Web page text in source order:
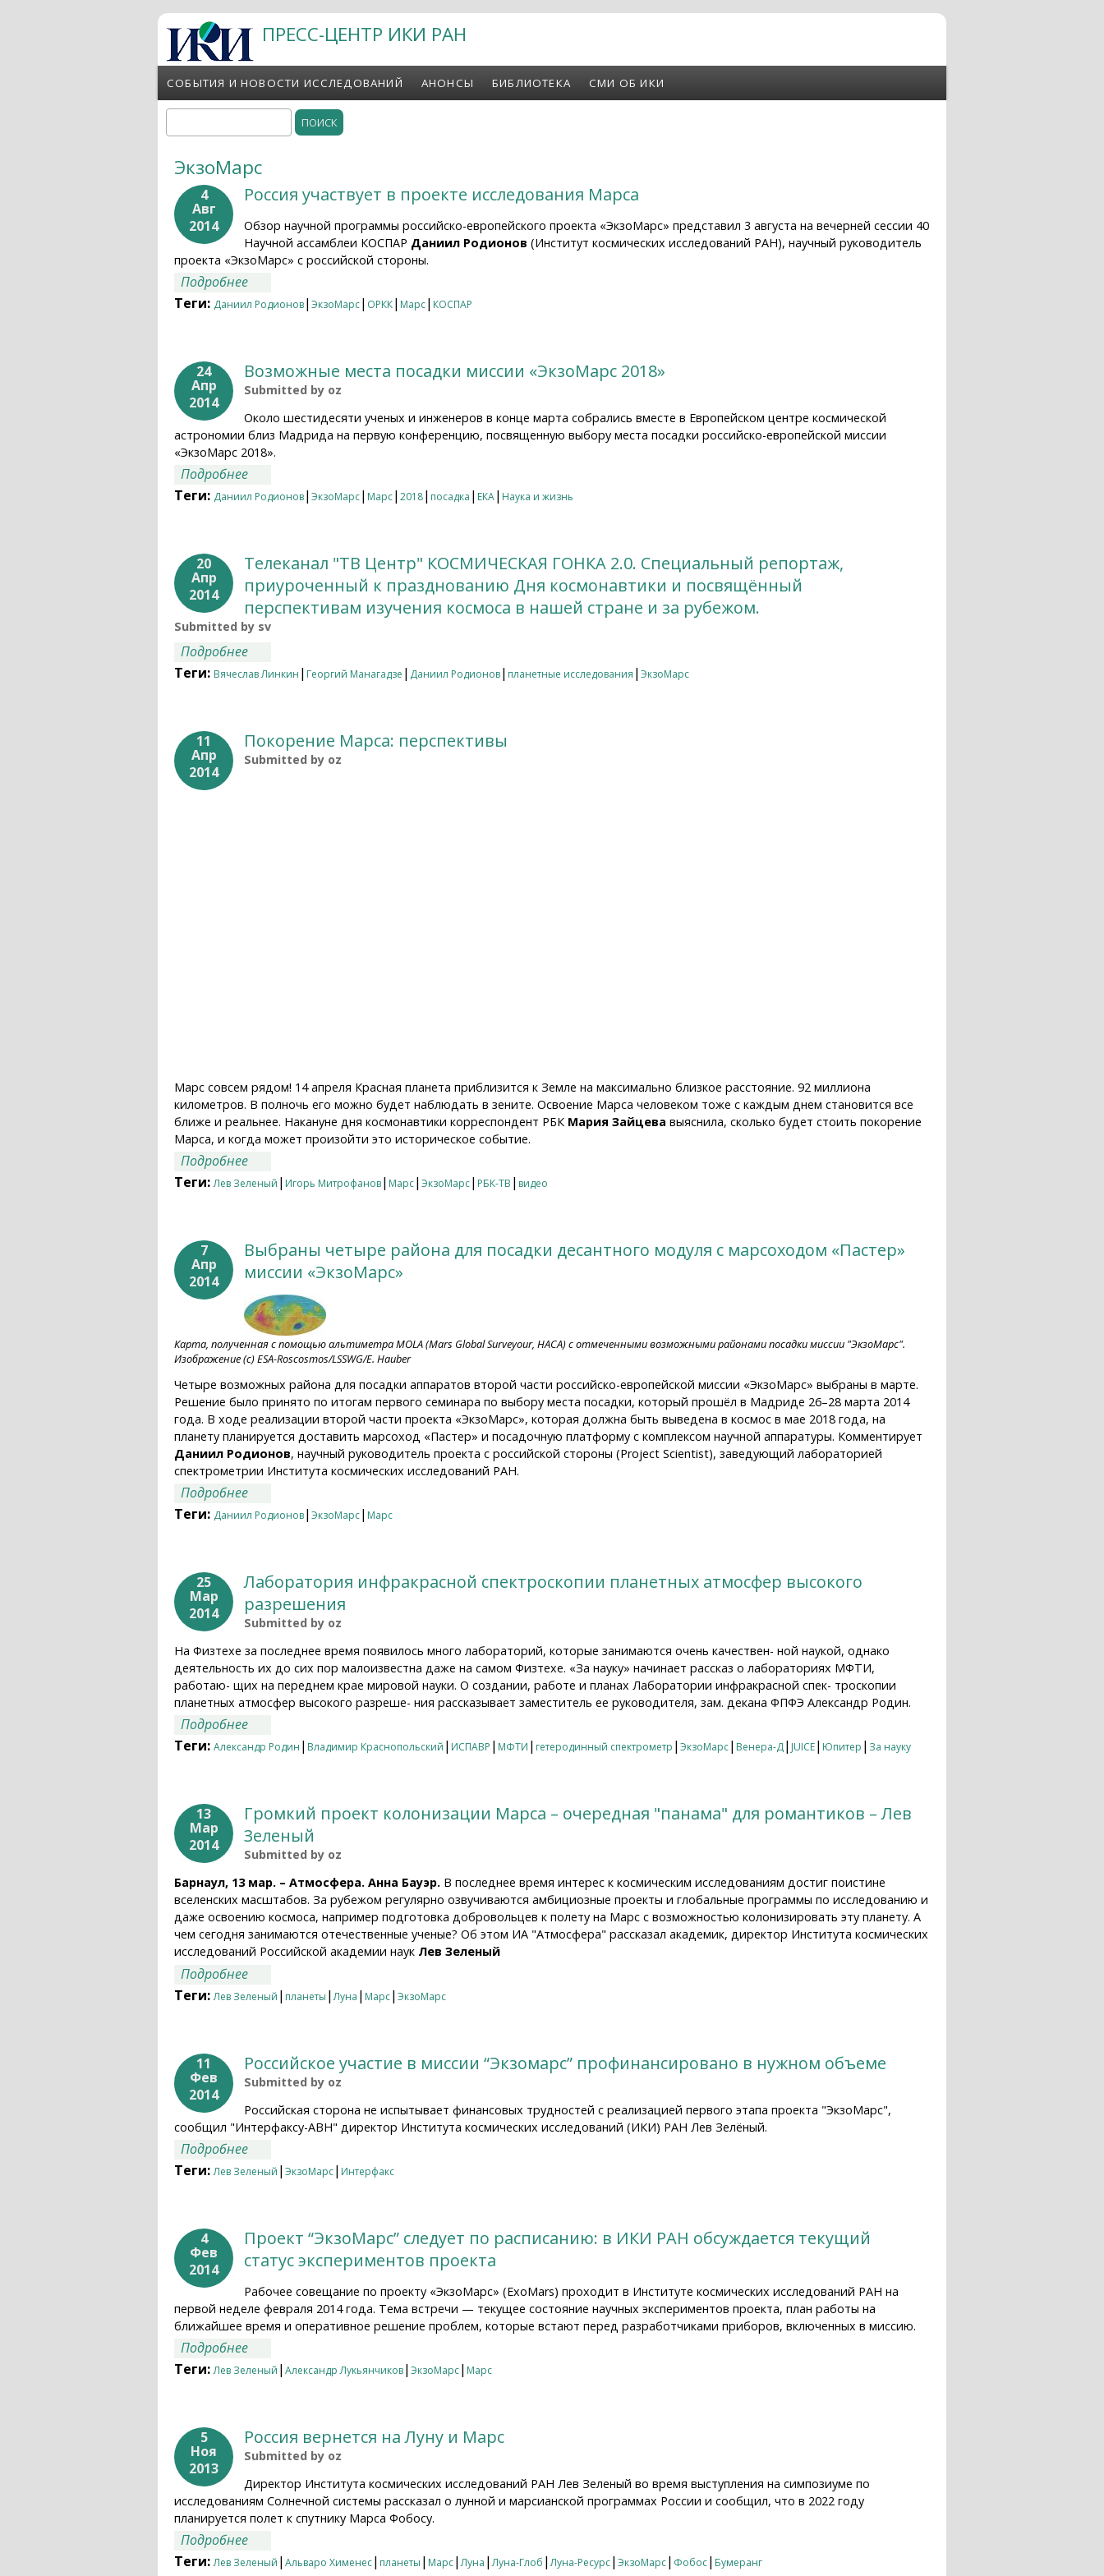
Перейти к основному содержанию ПРЕСС-ЦЕНТР ИКИ РАН
СОБЫТИЯ И НОВОСТИ ИССЛЕДОВАНИЙ АНОНСЫ БИБЛИОТЕКА СМИ ОБ ИКИ
Форма поиска
ЭкзоМарс
4
Авг
2014
Россия участвует в проекте исследования Марса
Обзор научной программы российско-европейского проекта «ЭкзоМарс» представил 3 августа на вечерней сессии 40
Научной ассамблеи КОСПАР Даниил Родионов (Институт космических исследований РАН), научный руководитель
проекта «ЭкзоМарс» с российской стороны.
Подробнее
Теги: Даниил Родионов| ЭкзоМарс| ОРКК| Марс| КОСПАР
24
Апр
2014
Возможные места посадки миссии «ЭкзоМарс 2018»
Submitted by oz
Около шестидесяти ученых и инженеров в конце марта собрались вместе в Европейском центре космической
астрономии близ Мадрида на первую конференцию, посвященную выбору места посадки российско-европейской миссии
«ЭкзоМарс 2018».
Подробнее
Теги: Даниил Родионов| ЭкзоМарс| Марс| 2018| посадка | ЕКА| Наука и жизнь
20
Апр
2014
Телеканал "ТВ Центр" КОСМИЧЕСКАЯ ГОНКА 2.0. Специальный репортаж,
приуроченный к празднованию Дня космонавтики и посвящённый
перспективам изучения космоса в нашей стране и за рубежом.
Submitted by sv
Подробнее
космонавтики и посвящённый перспективам изучения космоса в нашей стране и за рубежом.
Теги: Вячеслав Линкин | Георгий Манагадзе | Даниил Родионов| планетные исследования | ЭкзоМарс
11
Апр
2014
Покорение Марса: перспективы
Submitted by oz
Марс совсем рядом! 14 апреля Красная планета приблизится к Земле на максимально близкое расстояние. 92 миллиона
километров. В полночь его можно будет наблюдать в зените. Освоение Марса человеком тоже с каждым днем становится все
ближе и реальнее. Накануне дня космонавтики корреспондент РБК Мария Зайцева выяснила, сколько будет стоить покорение
Марса, и когда может произойти это историческое событие.
Подробнее
Теги:Лев Зеленый | Игорь Митрофанов| Марс| ЭкзоМарс| РБК-ТВ | видео
7
Апр
2014
Выбраны четыре района для посадки десантного модуля с марсоходом «Пастер»
миссии «ЭкзоМарс»
Карта, полученная с помощью альтиметра MOLA (Mars Global Surveyour, НАСА) с отмеченными возможными районами посадки миссии "ЭкзоМарс".
Изображение (с) ESA-Roscosmos/LSSWG/E. Hauber
Четыре возможных района для посадки аппаратов второй части российско-европейской миссии «ЭкзоМарс» выбраны в марте.
Решение было принято по итогам первого семинара по выбору места посадки, который прошёл в Мадриде 26–28 марта 2014
года. В ходе реализации второй части проекта «ЭкзоМарс», которая должна быть выведена в космос в мае 2018 года, на
планету планируется доставить марсоход «Пастер» и посадочную платформу с комплексом научной аппаратуры. Комментирует
Даниил Родионов, научный руководитель проекта с российской стороны (Project Scientist), заведующий лабораторией
спектрометрии Института космических исследований РАН.
Подробнее
Теги: Даниил Родионов| ЭкзоМарс| Марс
25
Мар
2014
Лаборатория инфракрасной спектроскопии планетных атмосфер высокого
разрешения
Submitted by oz
На Физтехе за последнее время появилось много лабораторий, которые занимаются очень качествен- ной наукой, однако
деятельность их до сих пор малоизвестна даже на самом Физтехе. «За науку» начинает рассказ о лабораториях МФТИ,
работаю- щих на переднем крае мировой науки. О создании, работе и планах Лаборатории инфракрасной спек- троскопии
планетных атмосфер высокого разреше- ния рассказывает заместитель ее руководителя, зам. декана ФПФЭ Александр Родин.
Подробнее
Теги: Александр Родин | Владимир Краснопольский | ИСПАВР | МФТИ | гетеродинный спектрометр | ЭкзоМарс| Венера-Д| JUICE| Юпитер | За науку
13
Мар
2014
Громкий проект колонизации Марса – очередная "панама" для романтиков – Лев
Зеленый
Submitted by oz
Барнаул, 13 мар. – Атмосфера. Анна Бауэр. В последнее время интерес к космическим исследованиям достиг поистине
вселенских масштабов. За рубежом регулярно озвучиваются амбициозные проекты и глобальные программы по исследованию и
даже освоению космоса, например подготовка добровольцев к полету на Марс с возможностью колонизировать эту планету. А
чем сегодня занимаются отечественные ученые? Об этом ИА "Атмосфера" рассказал академик, директор Института космических
исследований Российской академии наук Лев Зеленый
Подробнее
Теги:Лев Зеленый | планеты |Луна | Марс| ЭкзоМарс
11
Фев
2014
Российское участие в миссии “Экзомарс” профинансировано в нужном объеме
Submitted by oz
Российская сторона не испытывает финансовых трудностей с реализацией первого этапа проекта "ЭкзоМарс",
сообщил "Интерфаксу-АВН" директор Института космических исследований (ИКИ) РАН Лев Зелёный.
Подробнее
Теги:Лев Зеленый | ЭкзоМарс| Интерфакс
4
Фев
2014
Проект “ЭкзоМарс” следует по расписанию: в ИКИ РАН обсуждается текущий
статус экспериментов проекта
Рабочее совещание по проекту «ЭкзоМарс» (ExoMars) проходит в Институте космических исследований РАН на
первой неделе февраля 2014 года. Тема встречи — текущее состояние научных экспериментов проекта, план работы на
ближайшее время и оперативное решение проблем, которые встают перед разработчиками приборов, включенных в миссию.
Подробнее
проекта
Теги:Лев Зеленый | Александр Лукьянчиков| ЭкзоМарс| Марс
5
Ноя
2013
Россия вернется на Луну и Марс
Submitted by oz
Директор Института космических исследований РАН Лев Зеленый во время выступления на симпозиуме по
исследованиям Солнечной системы рассказал о лунной и марсианской программах России и сообщил, что в 2022 году
планируется полет к спутнику Марса Фобосу.
Подробнее
Теги:Лев Зеленый | Альваро Хименес| планеты | Марс|Луна |Луна-Глоб |Луна-Ресурс| ЭкзоМарс| Фобос| Бумеранг